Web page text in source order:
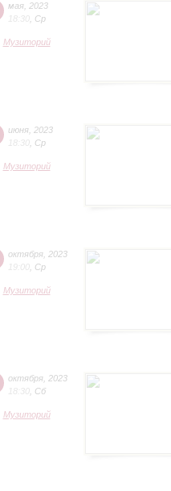
мая 2023
18:30 Ср
Музиторий
июня 2023
18:30 Ср
Музиторий
октября 2023
19:00 Ср
Музиторий
октября 2023
18:30 Сб
Музиторий